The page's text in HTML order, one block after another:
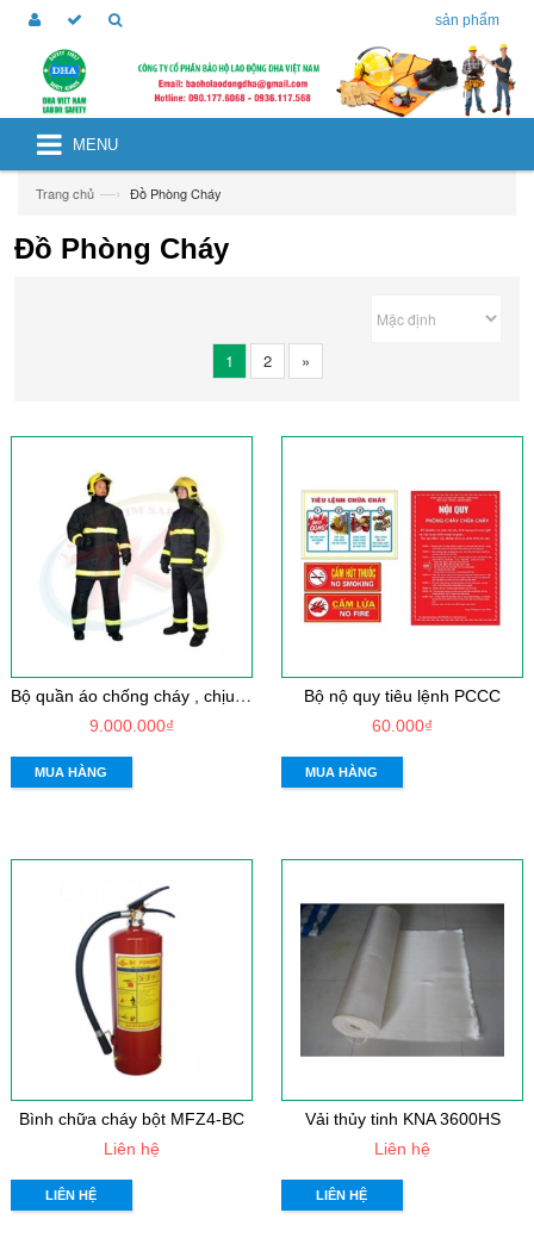
sản phẩm
MENU
Trang chủ —› Đồ Phòng Cháy
Đồ Phòng Cháy
1 2 »
B
ộ quần áo chống cháy , chịu nhiệt - Vải Dick son PTL
9.000.000₫
MUA HÀNG
Bộ nộ quy tiêu lệnh PCCC
60.000₫
MUA HÀNG
Bình chữa cháy bột MFZ4-BC
Liên hệ
LIÊN HỆ
Vải thủy tinh KNA 3600HS
Liên hệ
LIÊN HỆ